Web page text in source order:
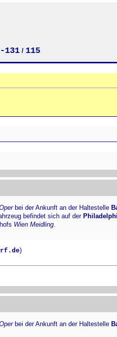
131 / 115
bei der Ankunft an der Haltestelle
befindet sich auf der
Wien Meidling.
)
bei der Ankunft an der Haltestelle